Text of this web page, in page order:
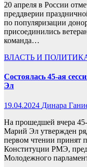
20 апреля в России
преддверии
по популяризации
присоединились
команда…
ВЛАСТЬ И
Состоялась 45-ая
Эл
19.04.2024 Динара
На прошедшей вчера
Марий Эл утвержден
первом чтении принят
Конституции РМЭ,
Молодежного